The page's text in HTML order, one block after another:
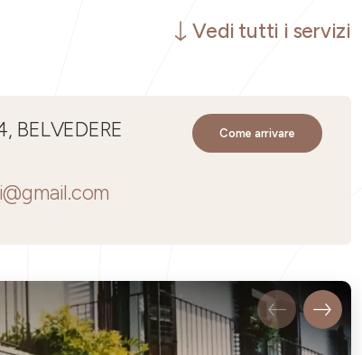
Vedi tutti i servizi
BELVEDERE
Come arrivare